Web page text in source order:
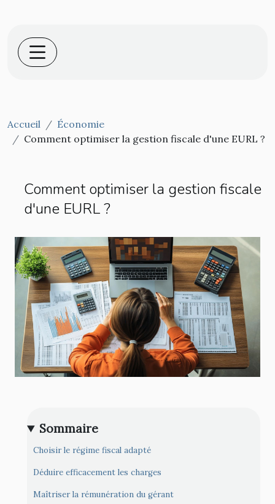
Accueil
Économie
Comment optimiser la gestion fiscale d'une EURL ?
Comment optimiser la gestion fiscale
d'une EURL ?
Sommaire
Choisir le régime fiscal adapté
Déduire efficacement les charges
Maîtriser la rémunération du gérant